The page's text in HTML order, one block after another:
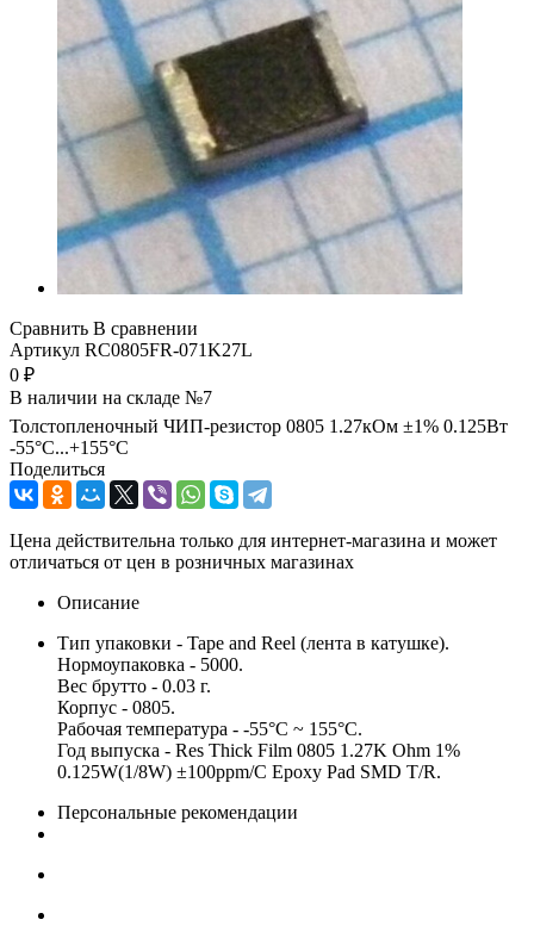
Сравнить В сравнении
Артикул RC0805FR-071K27L
0 ₽
В наличии на складе №7
Толстопленочный ЧИП-резистор 0805 1.27кОм ±1% 0.125Вт
-55°С...+155°С
Поделиться
Цена действительна только для интернет-магазина и может
отличаться от цен в розничных магазинах
Описание
Тип упаковки - Tape and Reel (лента в катушке).
Нормоупаковка - 5000.
Вес брутто - 0.03 г.
Корпус - 0805.
Рабочая температура - -55°C ~ 155°C.
Год выпуска - Res Thick Film 0805 1.27K Ohm 1%
0.125W(1/8W) ±100ppm/C Epoxy Pad SMD T/R.
Персональные рекомендации